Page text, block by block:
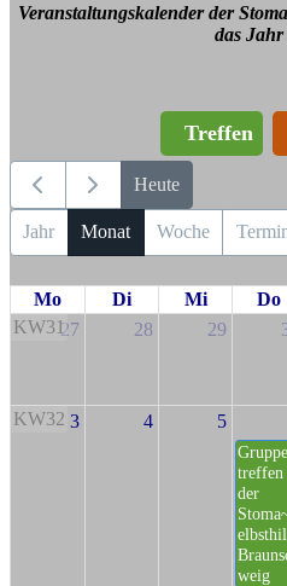
Veranstaltungskalender der
das Jahr
Treffen
Heute
Jahr Monat Woche
Mo Di Mi Do
KW3127 28 29
KW32 3 4 5
treffen
der
weig